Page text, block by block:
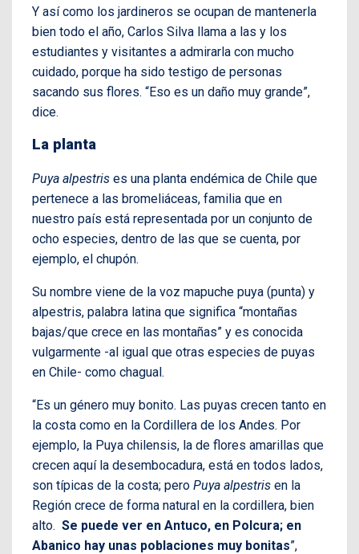
Y así como los jardineros se ocupan de mantenerla
bien todo el año, Carlos Silva llama a las y los
estudiantes y visitantes a admirarla con mucho
cuidado, porque ha sido testigo de personas
sacando sus flores. “Eso es un daño muy grande”,
dice.
La planta
Puya alpestris es una planta endémica de Chile que
pertenece a las bromeliáceas, familia que en
nuestro país está representada por un conjunto de
ocho especies, dentro de las que se cuenta, por
ejemplo, el chupón.
Su nombre viene de la voz mapuche puya (punta) y
alpestris, palabra latina que significa “montañas
bajas/que crece en las montañas” y es conocida
vulgarmente -al igual que otras especies de puyas
en Chile- como chagual.
“Es un género muy bonito. Las puyas crecen tanto en
la costa como en la Cordillera de los Andes. Por
ejemplo, la Puya chilensis, la de flores amarillas que
crecen aquí la desembocadura, está en todos lados,
son típicas de la costa; pero Puya alpestris en la
Región crece de forma natural en la cordillera, bien
alto. Se puede ver en Antuco, en Polcura; en
Abanico hay unas poblaciones muy bonitas”,